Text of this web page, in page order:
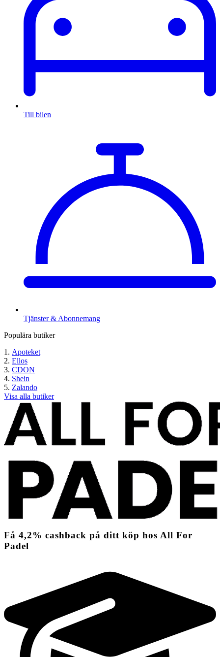
Till bilen
Tjänster & Abonnemang
Populära butiker
Apoteket
Ellos
CDON
Shein
Zalando
Visa alla butiker
Få 4,2% cashback på ditt köp hos All For
Padel